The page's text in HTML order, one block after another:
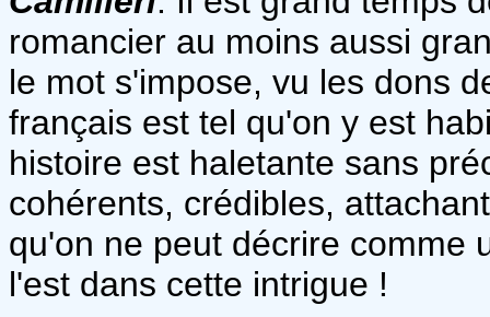
romancier au moins aussi
le mot s'impose, vu les dons
français est tel qu'on y est
histoire est haletante sans
cohérents, crédibles,
qu'on ne peut décrire comme
l'est dans cette intrigue !